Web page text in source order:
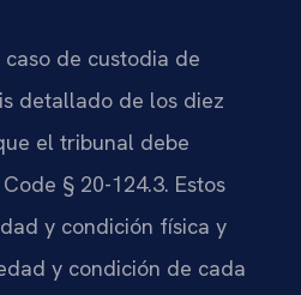
de custodia de
detallado de los diez
el tribunal debe
§ 20-124.3. Estos
y condición física y
y condición de cada